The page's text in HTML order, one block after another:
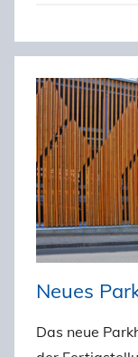
Neues
Das neue